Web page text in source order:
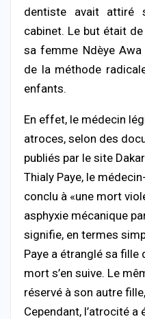
dentiste avait attiré
cabinet. Le but était
sa femme Ndèye
de la méthode
enfants.
En effet, le médecin
atroces, selon des
publiés par le site
Thialy Paye, le
conclu à «une mort
asphyxie mécanique
signifie, en termes
Paye a étranglé sa fille
mort s’en suive. Le
réservé à son autre
Cependant, l’atrocité